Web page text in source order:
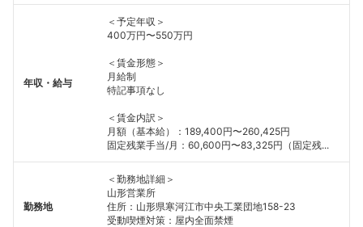
年収・給与
＜予定年収＞
400万円〜550万円
＜賃金形態＞
月給制
特記事項なし
＜賃金内訳＞
月額（基本給）：189,400円〜260,425円
固定残業手当/月：60,600円〜83,325円（固定残...
勤務地
＜勤務地詳細＞
山形営業所
住所：山形県寒河江市中央工業団地158-23
受動喫煙対策：屋内全面禁煙